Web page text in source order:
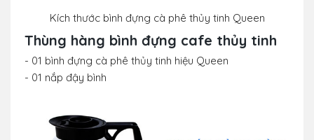
Kích thước bình đựng cà phê thủy tinh Queen
Thùng hàng bình đựng cafe thủy tinh
- 01 bình đựng cà phê thủy tinh hiệu Queen
- 01 nắp đậy bình